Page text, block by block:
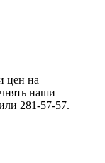
цен на
наши
281-57-57.